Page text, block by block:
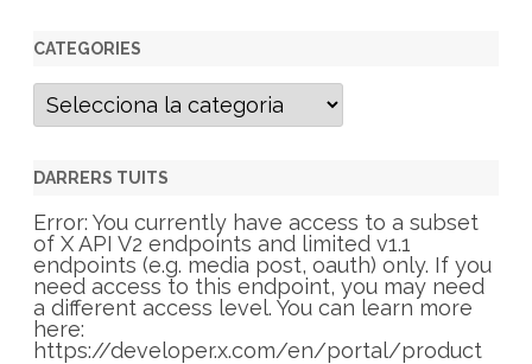
CATEGORIES
C
t
g
r
i
e
s
DARRERS TUITS
Error: You currently have access to a subset
of X API V2 endpoints and limited v1.1
endpoints (e.g. media post, oauth) only. If you
need access to this endpoint, you may need
a different access level. You can learn more
here:
https://developer.x.com/en/portal/product